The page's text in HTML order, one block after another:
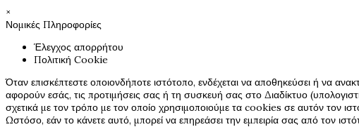
×
Νομικές Πληροφορίες
Έλεγχος απορρήτου
Πολιτική Cookie
Όταν επισκέπτεστε οποιονδήποτε ιστότοπο, ενδέχεται να αποθηκεύσει ή να
αφορούν εσάς, τις προτιμήσεις σας ή τη συσκευή σας στο Διαδίκτυο
σχετικά με τον τρόπο με τον οποίο χρησιμοποιούμε τα cookies σε αυτόν τον
Ωστόσο, εάν το κάνετε αυτό, μπορεί να επηρεάσει την εμπειρία σας από τον